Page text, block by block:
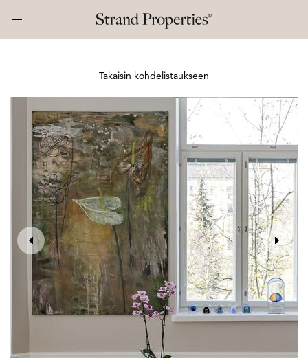
Takaisin kohdelistaukseen